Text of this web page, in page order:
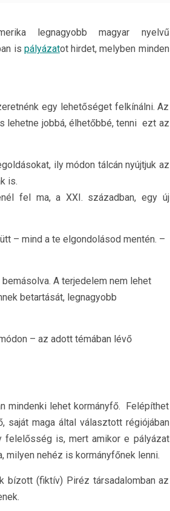
legnagyobb magyar nyelvű
is pályázatot hirdet, melyben minden
egy lehetőséget felkínálni. Az
lehetne jobbá, élhetőbbé, tenni ezt az
ily módon tálcán nyújtjuk az
is.
fel ma, a XXI. században, egy új
– mind a te elgondolásod mentén. –
A terjedelem nem lehet
betartását, legnagyobb
– az adott témában lévő
mindenki lehet kormányfő. Felépíthet
saját maga által választott régiójában
felelősség is, mert amikor e pályázat
milyen nehéz is kormányfőnek lenni.
bízott (fiktív) Piréz társadalomban az